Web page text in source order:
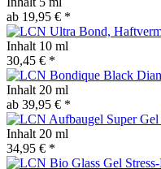
ab 19,95 € *
Inhalt 10 ml
30,45 € *
Inhalt 20 ml
ab 39,95 € *
Inhalt 20 ml
34,95 € *